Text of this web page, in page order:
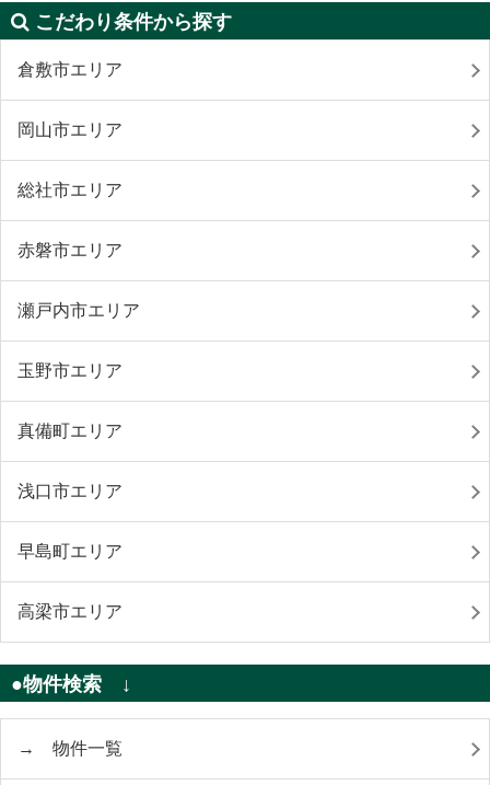
こだわり条件から探す
倉敷市エリア
岡山市エリア
総社市エリア
赤磐市エリア
瀬戸内市エリア
玉野市エリア
真備町エリア
浅口市エリア
早島町エリア
高梁市エリア
●物件検索 ↓
→ 物件一覧